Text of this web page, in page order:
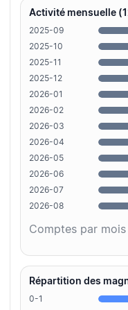
Activité mensuelle
2025-09
2025-10
2025-11
2025-12
2026-01
2026-02
2026-03
2026-04
2026-05
2026-06
2026-07
2026-08
Comptes par
Répartition des
0-1